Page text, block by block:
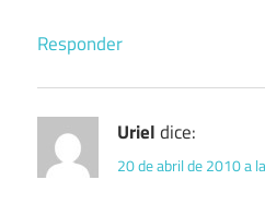
Responder
Urieldice:
20 de abril de 2010 a